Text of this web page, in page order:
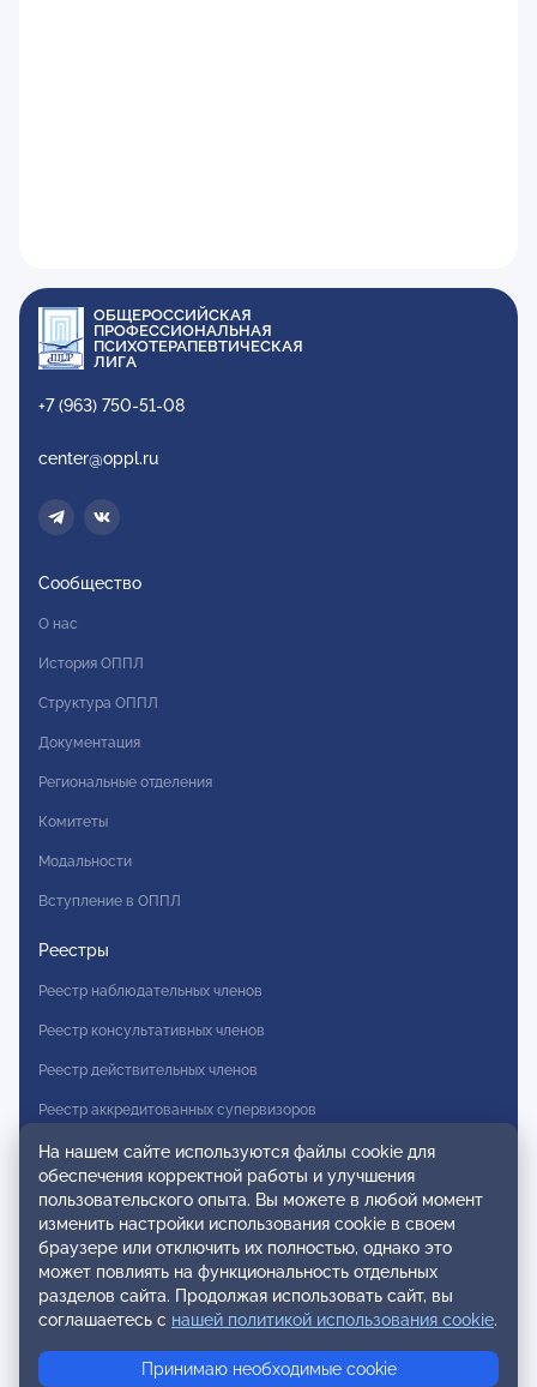
ОБЩЕРОССИЙСКАЯ
ПРОФЕССИОНАЛЬНАЯ
ПСИХОТЕРАПЕВТИЧЕСКАЯ
ЛИГА
+7 (963) 750-51-08
center@oppl.ru
Сообщество
О нас
История ОППЛ
Структура ОППЛ
Документация
Региональные отделения
Комитеты
Модальности
Вступление в ОППЛ
Реестры
Реестр наблюдательных членов
Реестр консультативных членов
Реестр действительных членов
Реестр аккредитованных супервизоров
Реестр СРО
Сертификация
Сертификация тренеров и преподавателей
Экспертиза и регистрация авторских продуктов
Мероприятия лиги
Календарь событий
На нашем сайте используются файлы cookie для
обеспечения корректной работы и улучшения
пользовательского опыта. Вы можете в любой момент
изменить настройки использования cookie в своем
браузере или отключить их полностью, однако это
может повлиять на функциональность отдельных
разделов сайта. Продолжая использовать сайт, вы
соглашаетесь с нашей политикой использования cookie.
Принимаю необходимые cookie